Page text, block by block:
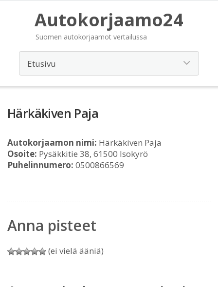
Autokorjaamo24
Suomen autokorjaamot vertailussa
Härkäkiven Paja
Autokorjaamon nimi: Härkäkiven Paja
Osoite: Pysäkkitie 38, 61500 Isokyrö
Puhelinnumero: 0500866569
Anna pisteet
(ei vielä ääniä)